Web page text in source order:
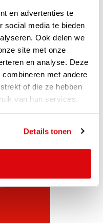
en advertenties te
social media te bieden
Ook delen we
site met onze
en analyse. Deze
met andere
of die ze hebben
van hun services.
Details tonen
op met
onze